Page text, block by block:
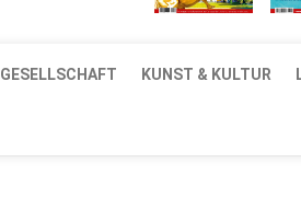
GESELLSCHAFT KUNST & KULTUR